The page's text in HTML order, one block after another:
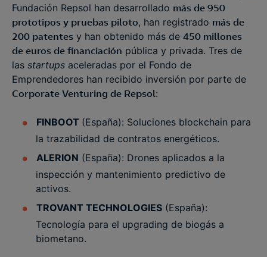
Fundación Repsol han desarrollado más de 950
prototipos y pruebas piloto, han registrado más de
200 patentes y han obtenido más de 450 millones
de euros de financiación pública y privada. Tres de
las startups aceleradas por el Fondo de
Emprendedores han recibido inversión por parte de
Corporate Venturing de Repsol:
FINBOOT (España): Soluciones blockchain para
la trazabilidad de contratos energéticos.
ALERION (España): Drones aplicados a la
inspección y mantenimiento predictivo de
activos.
TROVANT TECHNOLOGIES (España):
Tecnología para el upgrading de biogás a
biometano.